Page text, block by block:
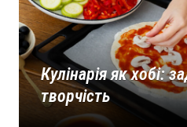
Кулінарія як хобі:
творчість